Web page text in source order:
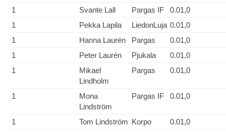
1 Svante Lall Pargas IF
0.01,0
1
Pekka Lapila LiedonLuja 0.01,0
1
Hanna Laurén Pargas
0.01,0
1
Peter Laurén Pjukala
0.01,0
1
Mikael
Lindholm
Pargas 0.01,0
1
Mona
Lindström
Pargas IF 0.01,0
1 Tom Lindström Korpo
0.01,0